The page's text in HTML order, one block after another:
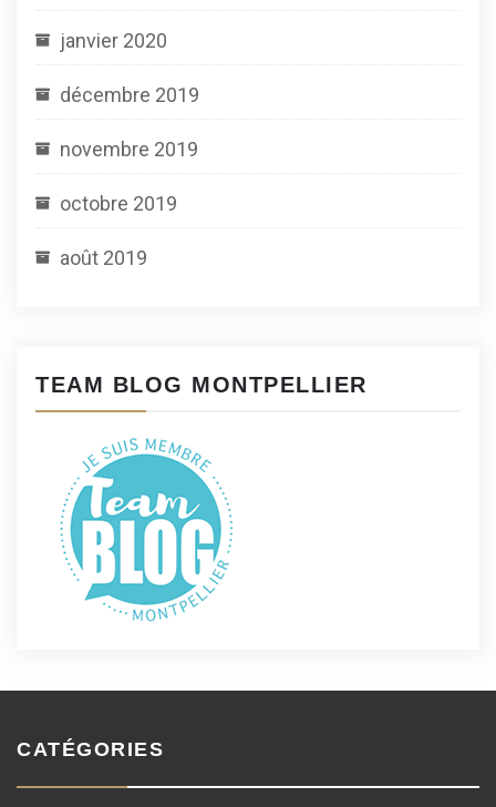
janvier 2020
décembre 2019
novembre 2019
octobre 2019
août 2019
TEAM BLOG MONTPELLIER
CATÉGORIES